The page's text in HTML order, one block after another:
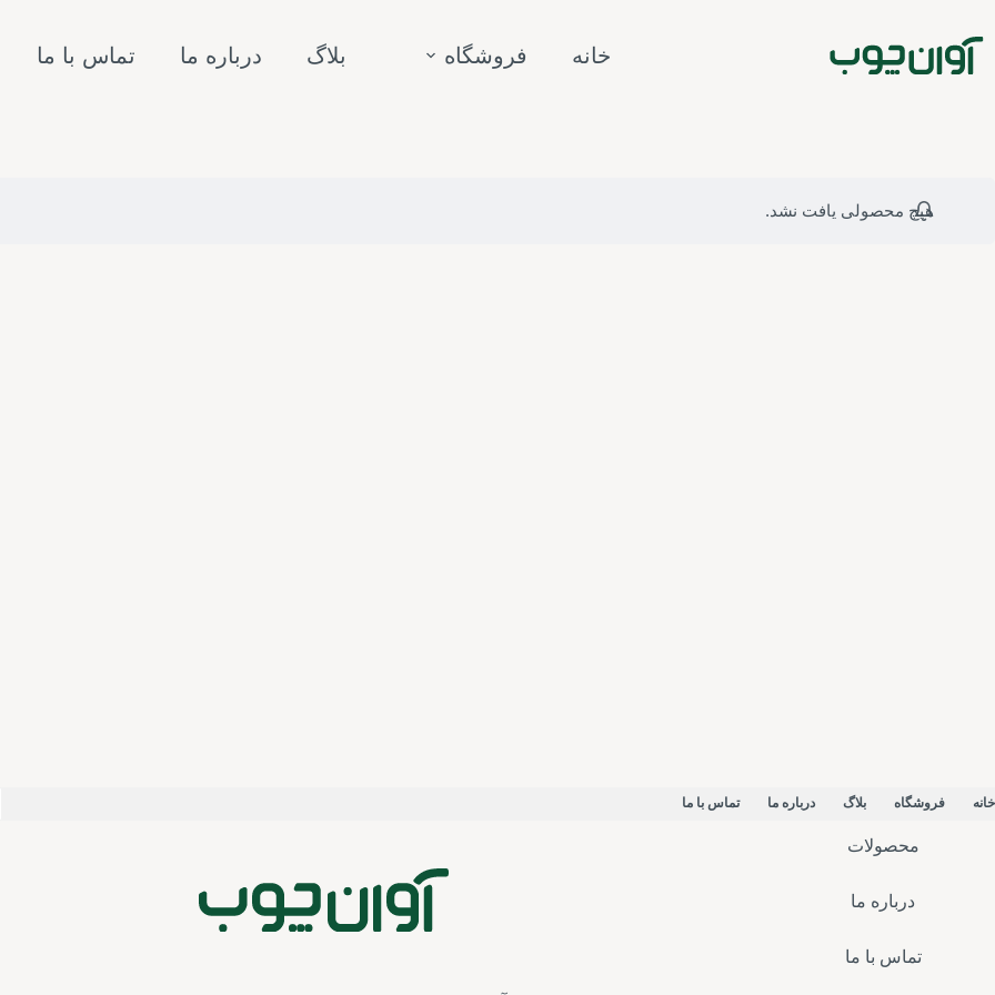
به
محتوا
خانه فروشگاه بلاگ درباره ما تماس با ما
هیچ محصولی یافت نشد.
خانه فروشگاه بلاگ درباره ما تماس با ما
محصولات
درباره ما
تماس با ما